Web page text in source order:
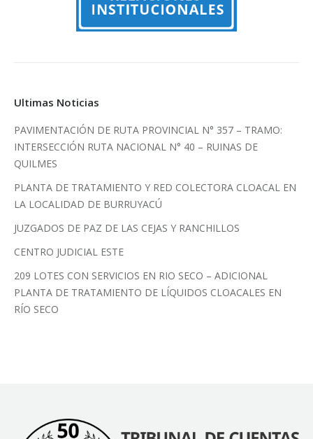
Ultimas Noticias
PAVIMENTACIÓN DE RUTA PROVINCIAL N° 357 – TRAMO:
INTERSECCIÓN RUTA NACIONAL N° 40 – RUINAS DE
QUILMES
PLANTA DE TRATAMIENTO Y RED COLECTORA CLOACAL EN
LA LOCALIDAD DE BURRUYACÚ
JUZGADOS DE PAZ DE LAS CEJAS Y RANCHILLOS
CENTRO JUDICIAL ESTE
209 LOTES CON SERVICIOS EN RIO SECO – ADICIONAL
PLANTA DE TRATAMIENTO DE LÍQUIDOS CLOACALES EN
RÍO SECO